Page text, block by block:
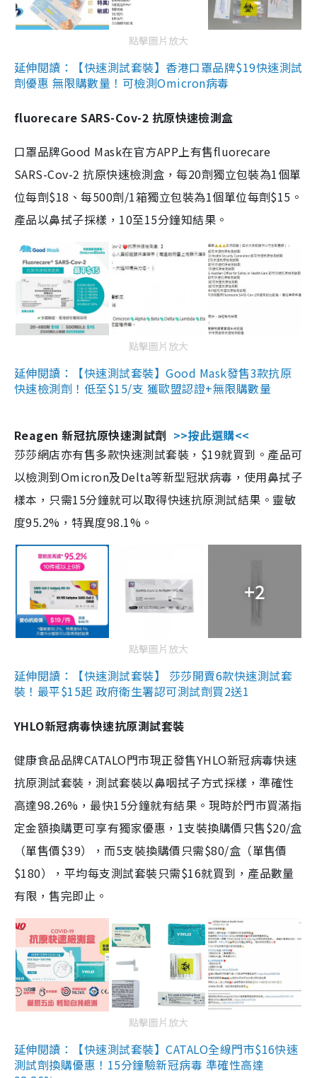
點擊圖片放大
延伸閱讀：【快速測試套裝】香港口罩品牌$19快速測試
劑優惠 無限購數量！可檢測Omicron病毒
fluorecare SARS-Cov-2 抗原快速檢測盒
口罩品牌Good Mask在官方APP上有售fluorecare
SARS-Cov-2 抗原快速檢測盒，每20劑獨立包裝為1個單
位每劑$18、每500劑/1箱獨立包裝為1個單位每劑$15。
產品以鼻拭子採樣，10至15分鐘知結果。
點擊圖片放大
延伸閱讀：【快速測試套裝】Good Mask發售3款抗原
快速檢測劑！低至$15/支 獲歐盟認證+無限購數量
Reagen 新冠抗原快速測試劑 >>按此選購<<
莎莎網店亦有售多款快速測試套裝，$19就買到。產品可
以檢測到Omicron及Delta等新型冠狀病毒，使用鼻拭子
樣本，只需15分鐘就可以取得快速抗原測試結果。靈敏
度95.2%，特異度98.1%。
+2
點擊圖片放大
延伸閱讀：【快速測試套裝】 莎莎開賣6款快速測試套
裝！最平$15起 政府衛生署認可測試劑買2送1
YHLO新冠病毒快速抗原測試套裝
健康食品品牌CATALO門市現正發售YHLO新冠病毒快速
抗原測試套裝，測試套裝以鼻咽拭子方式採樣，準確性
高達98.26%，最快15分鐘就有結果。現時於門市買滿指
定金額換購更可享有獨家優惠，1支裝換購價只售$20/盒
（單售價$39），而5支裝換購價只需$80/盒（單售價
$180），平均每支測試套裝只需$16就買到，產品數量
有限，售完即止。
點擊圖片放大
延伸閱讀：【快速測試套裝】CATALO全線門市$16快速
測試劑換購優惠！15分鐘驗新冠病毒 準確性高達